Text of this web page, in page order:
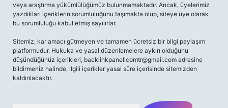
veya araştırma yükümlülüğümüz bulunmamaktadır. Ancak, üyelerimiz
yazdıkları içeriklerin sorumluluğunu taşımakta olup, siteye üye olarak
bu sorumluluğu kabul etmiş sayılırlar.
Sitemiz, kar amacı gütmeyen ve tamamen ücretsiz bir bilgi paylaşım
platformudur. Hukuka ve yasal düzenlemelere aykırı olduğunu
düşündüğünüz içerikleri, backlinkpanelicomtr@gmail.com adresine
bildirmeniz halinde, ilgili içerikler yasal süre içerisinde sitemizden
kaldırılacaktır.